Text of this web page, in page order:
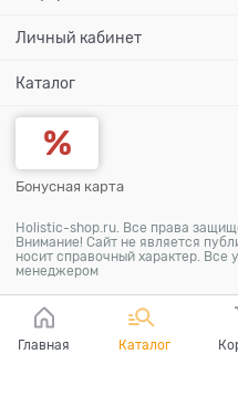
Личный кабинет
Каталог
Бонусная карта
Holistic-shop.ru. Все права
Внимание! Сайт не является
носит справочный характер. Все
менеджером
Главная Каталог